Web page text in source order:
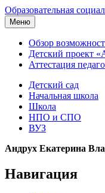
Образовательная
Меню
Обзор
Детский проект
Аттестация
Детский сад
Начальная школа
Школа
НПО и СПО
ВУЗ
Андрух Екатерина
Навигация